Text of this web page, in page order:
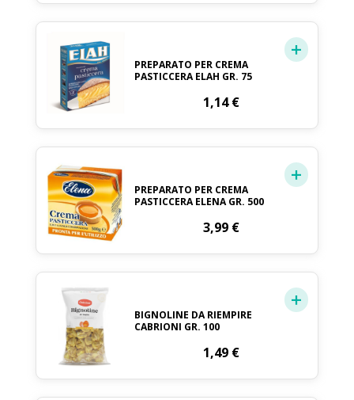
PREPARATO PER CREMA
PASTICCERA ELAH GR. 75
1,14€
PREPARATO PER CREMA
PASTICCERA ELENA GR. 500
3,99 €
BIGNOLINE DA RIEMPIRE
CABRIONI GR. 100
1,49 €